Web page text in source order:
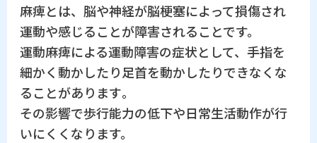
麻痺とは、脳や神経が脳梗塞によって損傷され
運動や感じることが障害されることです。
運動麻痺による運動障害の症状として、手指を
細かく動かしたり足首を動かしたりできなくな
ることがあります｡
その影響で歩行能力の低下や日常生活動作が行
いにくくなります。